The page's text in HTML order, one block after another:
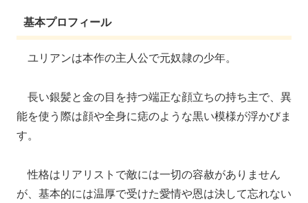
基本プロフィール
ユリアンは本作の主人公で元奴隷の少年。
長い銀髪と金の目を持つ端正な顔立ちの持ち主で、異
能を使う際は顔や全身に痣のような黒い模様が浮かびま
す。
性格はリアリストで敵には一切の容赦がありません
が、基本的には温厚で受けた愛情や恩は決して忘れない